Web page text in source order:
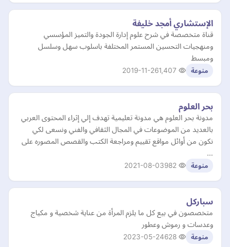
الإستشاري أمجد خليفة
قناة متخصصة في شرح علوم إدارة الجودة والتميز المؤسسي
ومنهجيات التحسين المستمر المختلفة باسلوب سهل وسلسل
ومبسط
منوعة 2019-11-26
بحر العلوم
مدونة بحر العلوم هي مدونة تعليمية تهدف إلي إثراء المحتوى العربي
بالعديد من الموضوعات في المجال الثقافي والفني ونسعى لكي
نكون من أوائل مواقع تقييم ومراجعة الكتب والقصص المصوره على
…
منوعة 2021-08-03
سباركل
متخصصون في بيع كل ما يلزم المرأة من عناية شخصية و مكياج
وعدسات و رموش وعطور
منوعة 2023-05-24